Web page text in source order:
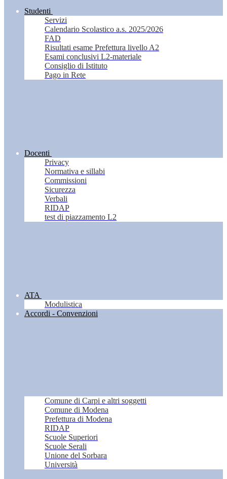
Studenti
Servizi
Calendario Scolastico a.s. 2025/2026
FAD
Risultati esame Prefettura livello A2
Esami conclusivi L2-materiale
Consiglio di Istituto
Pago in Rete
Docenti
Privacy
Normativa e sillabi
Commissioni
Sicurezza
Verbali
RIDAP
test di piazzamento L2
ATA
Modulistica
Accordi - Convenzioni
Comune di Carpi e altri soggetti
Comune di Modena
Prefettura di Modena
RIDAP
Scuole Superiori
Scuole Serali
Unione del Sorbara
Università